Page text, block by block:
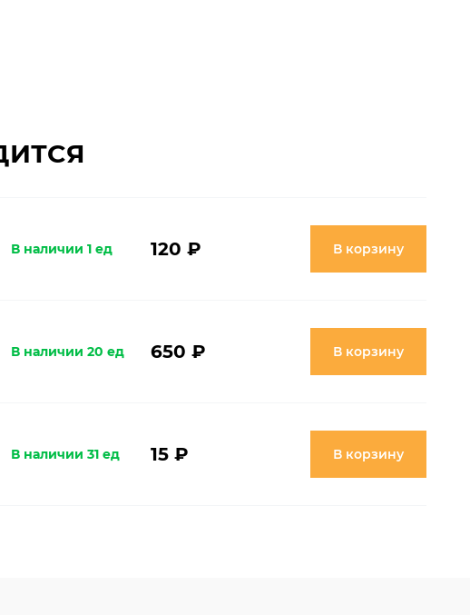
В наличии 1 ед 120 ₽ В корзину
В наличии 20 ед 650 ₽ В корзину
В наличии 31 ед 15 ₽ В корзину